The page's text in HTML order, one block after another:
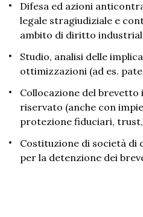
Difesa ed azioni
legale stragiudiziale e
ambito di diritto
Studio, analisi delle
ottimizzazioni (ad es.
Collocazione del
riservato (anche con
protezione fiduciari,
Costituzione di società
per la detenzione dei